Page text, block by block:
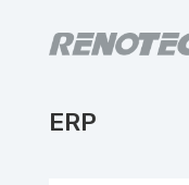
ERP